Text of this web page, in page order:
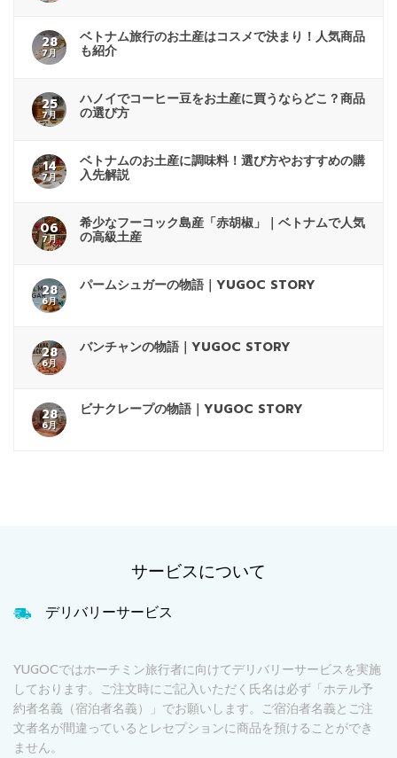
28
7月
ベトナム旅行のお土産はコスメで決まり！人気商品
も紹介
25
7月
ハノイでコーヒー豆をお土産に買うならどこ？商品
の選び方
14
7月
ベトナムのお土産に調味料！選び方やおすすめの購
入先解説
06
7月
希少なフーコック島産「赤胡椒」｜ベトナムで人気
の高級土産
28
6月
パームシュガーの物語｜YUGOC STORY
28
6月
バンチャンの物語｜YUGOC STORY
28
6月
ビナクレープの物語｜YUGOC STORY
サービスについて
デリバリーサービス
YUGOCではホーチミン旅行者に向けてデリバリーサービスを実施
しております。ご注文時にご記入いただく氏名は必ず「ホテル予
約者名義（宿泊者名義）」でお願いします。ご宿泊者名義とご注
文者名が間違っているとレセプションに商品を預けることができ
ません。